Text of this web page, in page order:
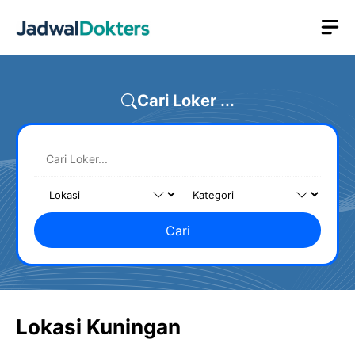
Cari Loker ...
Cari
Lokasi Kuningan